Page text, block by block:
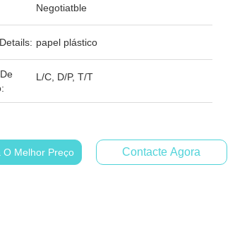
Negotiatble
papel plástico
L/C, D/P, T/T
O Melhor Preço Contacte Agora